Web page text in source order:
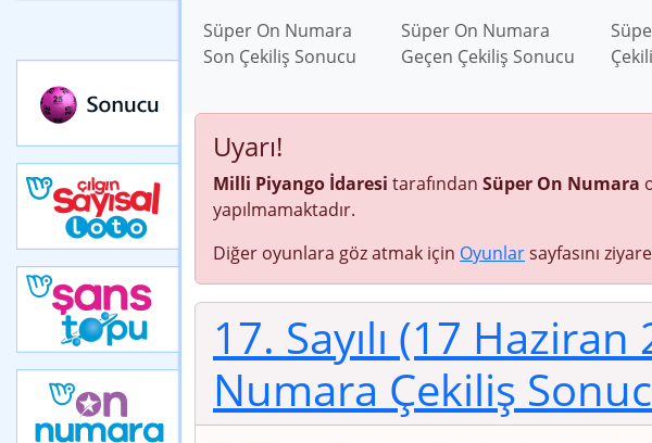
Süper On Numara
Son Çekiliş Sonucu
Süper On Numara
Geçen Çekiliş Sonucu
Uyarı!
Milli Piyango İdaresi tarafından Süper On Numara
yapılmamaktadır.
Diğer oyunlara göz atmak için Oyunlarsayfasını
17. Sayılı (17 Haziran
Numara Çekiliş